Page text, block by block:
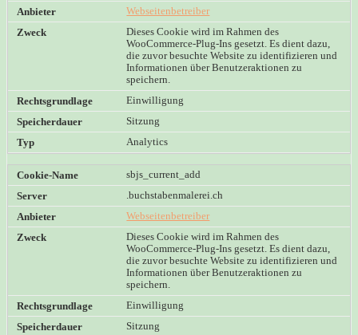
Webseitenbetreiber
Dieses Cookie wird im Rahmen des
WooCommerce-Plug-Ins gesetzt. Es dient dazu,
die zuvor besuchte Website zu identifizieren und
Informationen über Benutzeraktionen zu
speichern.
Einwilligung
Sitzung
Analytics
sbjs_current_add
.buchstabenmalerei.ch
Webseitenbetreiber
Dieses Cookie wird im Rahmen des
WooCommerce-Plug-Ins gesetzt. Es dient dazu,
die zuvor besuchte Website zu identifizieren und
Informationen über Benutzeraktionen zu
speichern.
Einwilligung
Sitzung